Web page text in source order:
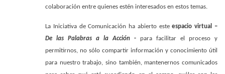
colaboración entre quienes estén interesados en estos temas.
La Iniciativa de Comunicación ha abierto esteespacio virtual –
De las Palabras a la Acción - para facilitar el proceso y
permitirnos, no sólo compartir información y conocimiento útil
para nuestro trabajo, sino también, mantenernos comunicados